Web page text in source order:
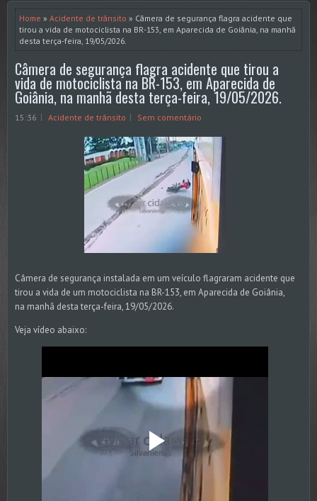
Home » Acidente de trânsito » Câmera de segurança flagra acidente que
tirou a vida de motociclista na BR-153, em Aparecida de Goiânia, na manhã
desta terça-feira, 19/05/2026.
Câmera de segurança flagra acidente que tirou a
vida de motociclista na BR-153, em Aparecida de
Goiânia, na manhã desta terça-feira, 19/05/2026.
15:36 Acidente de trânsito Sem comentário
Câmera de segurança instalada em um veículo flagraram acidente que
tirou a vida de um motociclista na BR-153, em Aparecida de Goiânia,
na manhã desta terça-feira, 19/05/2026.
Veja vídeo abaixo: